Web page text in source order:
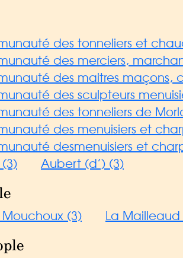
des tonneliers et
des merciers,
des maitres maçons,
des sculpteurs
des tonneliers de
des menuisiers et
desmenuisiers et
Aubert (d’) (3)
(3) La Mailleaud